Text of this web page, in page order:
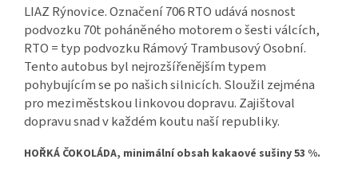
LIAZ Rýnovice. Označení 706 RTO udává nosnost
podvozku 70t poháněného motorem o šesti válcích,
RTO = typ podvozku Rámový Trambusový Osobní.
Tento autobus byl nejrozšířenějším typem
pohybujícím se po našich silnicích. Sloužil zejména
pro meziměstskou linkovou dopravu. Zajištoval
dopravu snad v každém koutu naší republiky.
HOŘKÁ ČOKOLÁDA, minimální obsah kakaové sušiny 53 %.